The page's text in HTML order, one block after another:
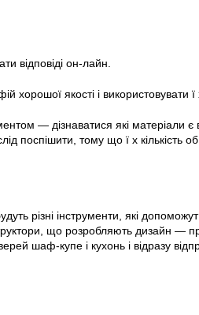
відповіді он-лайн.
хорошої якості і використовувати ї
— дізнаватися які матеріали є
поспішити, тому що ї х кількість
різні інструменти, які
що розробляють дизайн —
шаф-купе і кухонь і відразу